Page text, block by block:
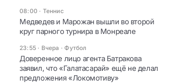
08:00 · Теннис
Медведев и Марожан вышли во второй
круг парного турнира в Монреале
23:55 · Вчера ·Футбол
Доверенное лицо агента Батракова
заявил, что «Галатасарай» ещё не делал
предложения «Локомотиву»